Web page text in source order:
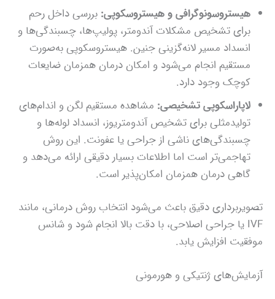
هیستروسونوگرافی و هیستروسکوپی: بررسی داخل رحم
برای تشخیص مشکلات آندومتر، پولیپ‌ها، چسبندگی‌ها و
انسداد مسیر لانه‌گزینی جنین. هیستروسکوپی به‌صورت
مستقیم انجام می‌شود و امکان درمان همزمان ضایعات
کوچک وجود دارد.
لاپاراسکوپی تشخیصی: مشاهده مستقیم لگن و اندام‌های
تولیدمثلی برای تشخیص آندومتریوز، انسداد لوله‌ها و
چسبندگی‌های ناشی از جراحی یا عفونت. این روش
تهاجمی‌تر است اما اطلاعات بسیار دقیقی ارائه می‌دهد و
گاهی درمان همزمان امکان‌پذیر است.
تصویربرداری دقیق باعث می‌شود انتخاب روش درمانی، مانند
IVF یا جراحی اصلاحی، با دقت بالا انجام شود و شانس
موفقیت افزایش یابد.
آزمایش‌های ژنتیکی و هورمونی